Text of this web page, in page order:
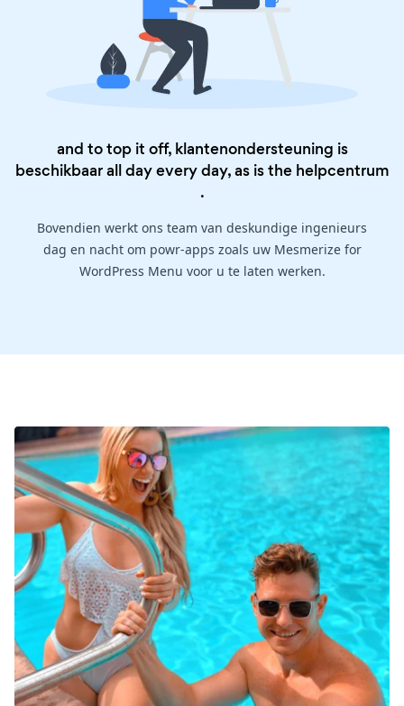
and to top it off, klantenondersteuning is
beschikbaar all day every day, as is the helpcentrum
.
Bovendien werkt ons team van deskundige ingenieurs
dag en nacht om powr-apps zoals uw Mesmerize for
WordPress Menu voor u te laten werken.